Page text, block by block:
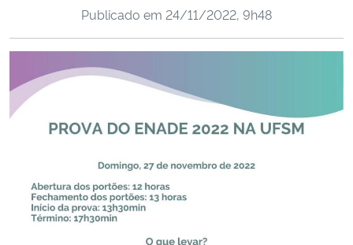
Ministério da Cidadania
Ministério da Saúde
Ministério de Minas e Energia
Ministério da Ciência, Tecnologia, Inovações e Comunicações
Ministério do Meio Ambiente
Ministério do Turismo
Publicado em 24/11/2022, 9h48